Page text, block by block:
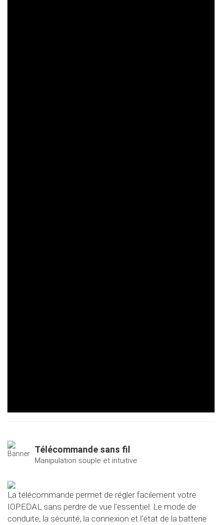
Télécommande sans fil
Manipulation souple et intuitive
La télécommande permet de régler facilement votre
IOPEDAL sans perdre de vue l'essentiel. Le mode de
conduite, la sécurité, la connexion et l'état de la batterie